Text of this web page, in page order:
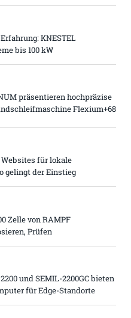
KNESTEL
bis 100 kW
präsentieren hochpräzise
Flexium+68
für lokale
gelingt der Einstieg
Zelle von RAMPF
Prüfen
und SEMIL-2200GC bieten
für Edge-Standorte